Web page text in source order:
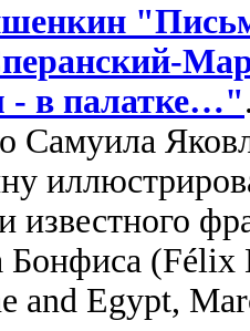
- в палатке…"
Самуила
известного
Бонфиса (Félix
and Egypt,